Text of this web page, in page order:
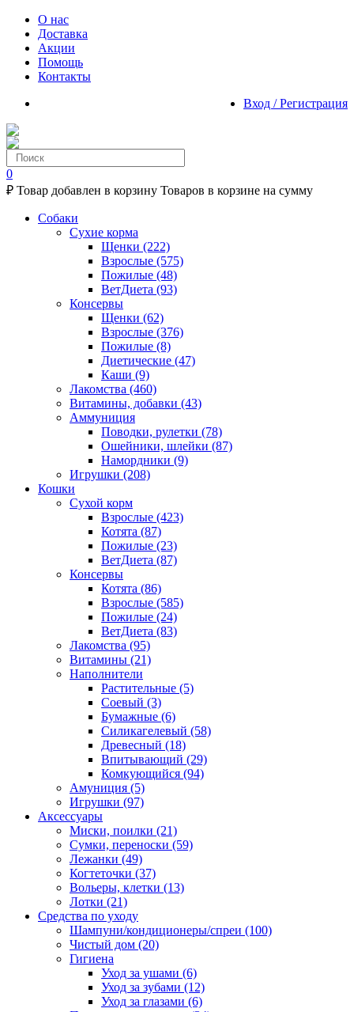
О нас
Доставка
Акции
Помощь
Контакты
Вход / Регистрация
0
₽ Товар добавлен в корзину Товаров в корзине на сумму
Собаки
Сухие корма
Щенки (222)
Взрослые (575)
Пожилые (48)
ВетДиета (93)
Консервы
Щенки (62)
Взрослые (376)
Пожилые (8)
Диетические (47)
Каши (9)
Лакомства (460)
Витамины, добавки (43)
Аммуниция
Поводки, рулетки (78)
Ошейники, шлейки (87)
Намордники (9)
Игрушки (208)
Кошки
Сухой корм
Взрослые (423)
Котята (87)
Пожилые (23)
ВетДиета (87)
Консервы
Котята (86)
Взрослые (585)
Пожилые (24)
ВетДиета (83)
Лакомства (95)
Витамины (21)
Наполнители
Растительные (5)
Соевый (3)
Бумажные (6)
Силикагелевый (58)
Древесный (18)
Впитывающий (29)
Комкующийся (94)
Амуниция (5)
Игрушки (97)
Аксессуары
Миски, поилки (21)
Сумки, переноски (59)
Лежанки (49)
Когтеточки (37)
Вольеры, клетки (13)
Лотки (21)
Средства по уходу
Шампуни/кондиционеры/спреи (100)
Чистый дом (20)
Гигиена
Уход за ушами (6)
Уход за зубами (12)
Уход за глазами (6)